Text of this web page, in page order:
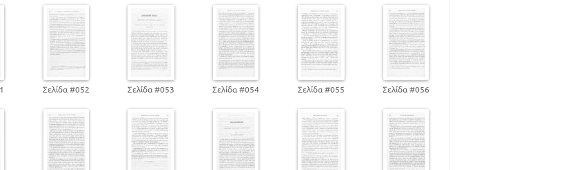
LES RUINES DE SPARTE
ATHENS
68
LE PARTHENON
71
DESCRIPTION DE LA MESSENIE
76
L' ACROPLE `
L' ACROPOLE
78
DE STAEL
ROME
86
Β - ΠΟΙΗΣΗ
Σελίδα #052 Σελίδα #053 Σελίδα #054 Σελίδα #055 Σελίδα #056